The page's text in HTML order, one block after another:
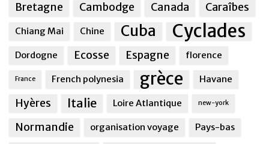
Bretagne Cambodge Canada Caraîbes
Chiang Mai Chine Cuba Cyclades
Dordogne Ecosse Espagne florence
France French polynesia grèce Havane
Hyères Italie Loire Atlantique new-york
Normandie organisation voyage Pays-bas